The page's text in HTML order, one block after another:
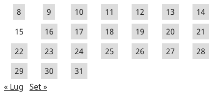
8
9 10 11 12 13
14
15
16 17 18 19 20
21
22
23 24 25 26 27
28
29
30
31
« Lug Set »